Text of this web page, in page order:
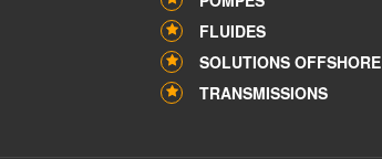
FLUIDES
SOLUTIONS OFFSHORE
TRANSMISSIONS